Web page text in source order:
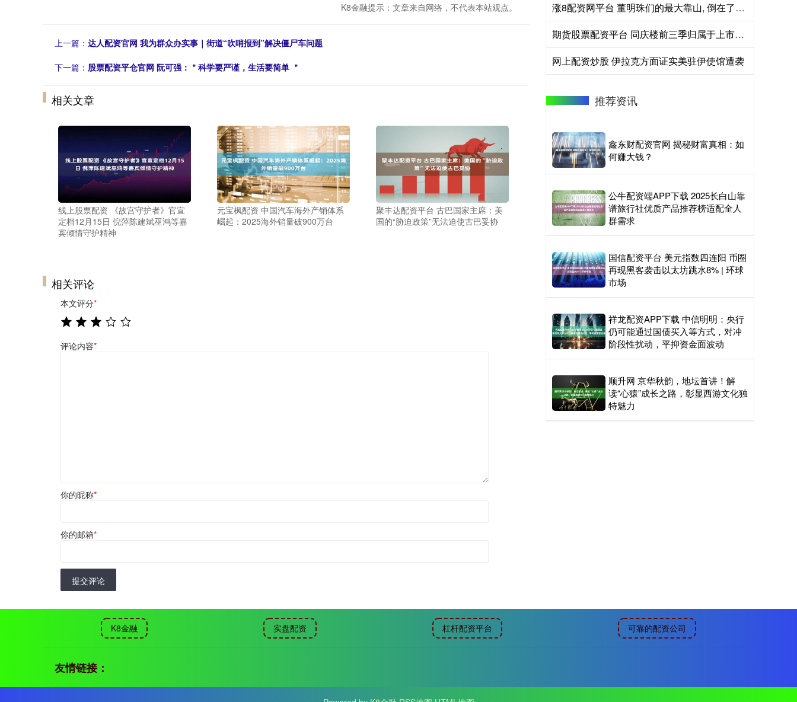
K8金融提示：文章来自网络，不代表本站观点。
上一篇： 达人配资官网 我为群众办实事｜街道“吹哨报到”解决僵尸车问题
下一篇： 股票配资平仓官网 阮可强：＂科学要严谨，生活要简单 ＂
相关文章
线上股票配资 《故宫守护者》官宣
定档12月15日 倪萍陈建斌巫鸿等嘉
宾倾情守护精神
元宝枫配资 中国汽车海外产销体系
崛起：2025海外销量破900万台
聚丰达配资平台 古巴国家主席：美
国的“胁迫政策”无法迫使古巴妥协
相关评论
本文评分*
评论内容*
你的昵称*
你的邮箱*
提交评论
涨8配资网平台 董明珠们的最大靠山, 倒在了2025
期货股票配资平台 同庆楼前三季归属于上市公司股东的净利润同比减少63.79%
网上配资炒股 伊拉克方面证实美驻伊使馆遭袭
推荐资讯
鑫东财配资官网 揭秘财富真相：如
何赚大钱？
公牛配资端APP下载 2025长白山靠
谱旅行社优质产品推荐榜适配全人
群需求
国信配资平台 美元指数四连阳 币圈
再现黑客袭击以太坊跳水8% | 环球
市场
祥龙配资APP下载 中信明明：央行
仍可能通过国债买入等方式，对冲
阶段性扰动，平抑资金面波动
顺升网 京华秋韵，地坛首讲！解
读“心猿”成长之路，彰显西游文化独
特魅力
K8金融 实盘配资 杠杆配资平台 可靠的配资公司
友情链接：